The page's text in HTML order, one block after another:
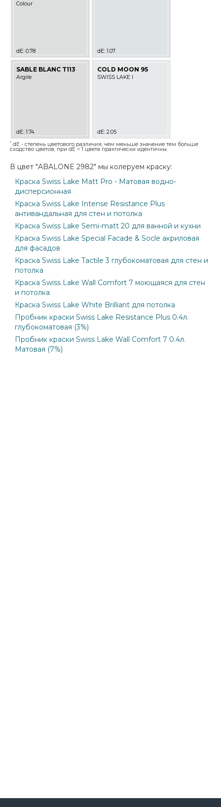
Colour
dE: 0.78 dE: 1.07
SABLE BLANC T113
Argile
dE: 1.74
COLD MOON 95
SWISS LAKE I
dE: 2.05
* dE - степень цветового различия, чем меньше значение тем больше
сходство цветов, при dE < 1 цвета практически идентичны.
В цвет "ABALONE 2982" мы колеруем краску:
Краска Swiss Lake Matt Pro - Матовая водно-
дисперсионная
Краска Swiss Lake Intense Resistance Plus
антивандальная для стен и потолка
Краска Swiss Lake Semi-matt 20 для ванной и кухни
Краска Swiss Lake Special Facade & Socle акриловая
для фасадов
Краска Swiss Lake Tactile 3 глубокоматовая для стен и
потолка
Краска Swiss Lake Wall Comfort 7 моющаяся для стен
и потолка
Краска Swiss Lake White Brilliant для потолка
Пробник краски Swiss Lake Resistance Plus 0.4л.
глубокоматовая (3%)
Пробник краски Swiss Lake Wall Comfort 7 0.4л.
Матовая (7%)